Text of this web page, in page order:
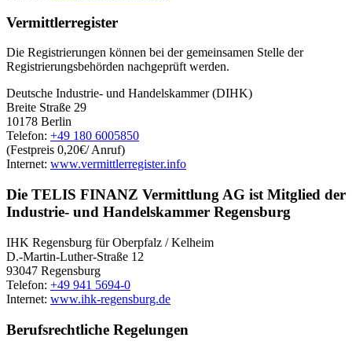
Vermittlerregister
Die Registrierungen können bei der gemeinsamen Stelle der
Registrierungsbehörden nachgeprüft werden.
Deutsche Industrie- und Handelskammer (DIHK)
Breite Straße 29
10178 Berlin
Telefon: +49 180 6005850
(Festpreis 0,20€/ Anruf)
Internet: www.vermittlerregister.info
Die TELIS FINANZ Vermittlung AG ist Mitglied der
Industrie- und Handelskammer Regensburg
IHK Regensburg für Oberpfalz / Kelheim
D.-Martin-Luther-Straße 12
93047 Regensburg
Telefon: +49 941 5694-0
Internet: www.ihk-regensburg.de
Berufsrechtliche Regelungen